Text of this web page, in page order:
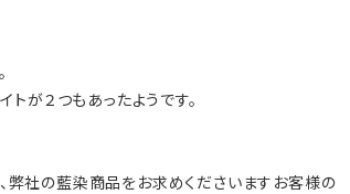
が２つもあったようです。
弊社の藍染商品をお求めくださいますお客様の